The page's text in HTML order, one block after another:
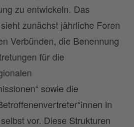
zu entwickeln. Das
zunächst jährliche Foren
Verbünden, die Benennung
für die
sowie die
in
vor. Diese Strukturen